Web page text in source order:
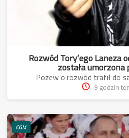
Rozwód Tory’ego Laneza
została umorzona
Pozew o rozwód trafił do
9 godzin
CGM